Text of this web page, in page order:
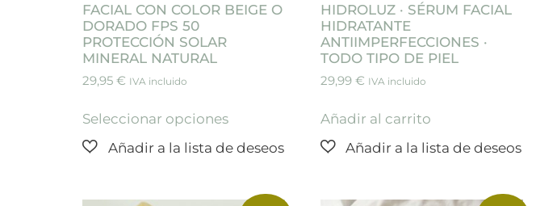
FACIAL CON COLOR BEIGE O
DORADO FPS 50
PROTECCIÓN SOLAR
MINERAL NATURAL
29,95 € IVA incluido
Seleccionar opciones
HIDROLUZ · SÉRUM FACIAL
HIDRATANTE
ANTIIMPERFECCIONES ·
TODO TIPO DE PIEL
29,99 € IVA incluido
Añadir al carrito